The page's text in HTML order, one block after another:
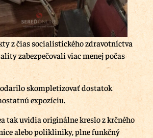
z čias socialistického zdravotníctva
zabezpečovali viac menej počas
skompletizovať dostatok
expozíciu.
tak uvidia originálne kreslo z krčného
alebo polikliniky, plne funkčný